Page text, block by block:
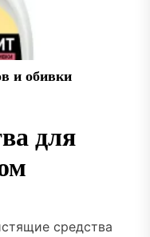
и обивки
для
средства